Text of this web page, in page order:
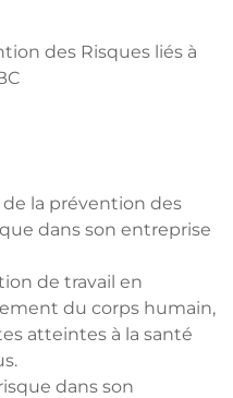
des Risques liés à
la prévention des
dans son entreprise
de travail en
du corps humain,
atteintes à la santé
dans son